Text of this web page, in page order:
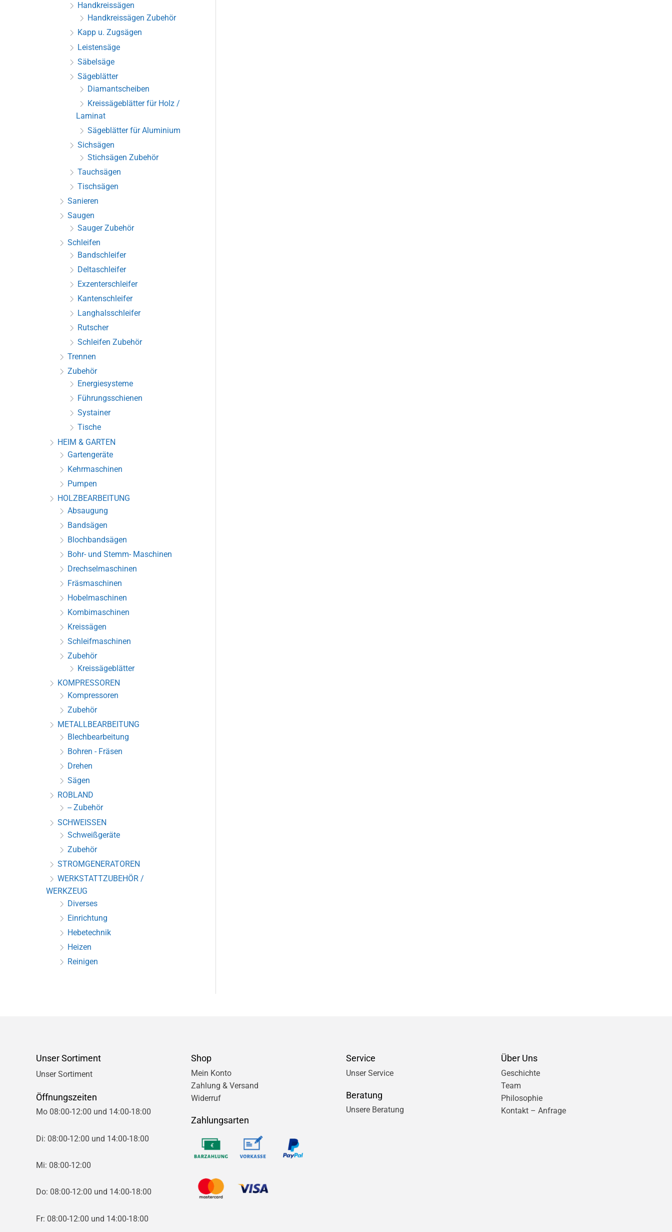
Handkreissägen
Handkreissägen Zubehör
Kapp u. Zugsägen
Leistensäge
Säbelsäge
Sägeblätter
Diamantscheiben
Kreissägeblätter für Holz /
Laminat
Sägeblätter für Aluminium
Sichsägen
Stichsägen Zubehör
Tauchsägen
Tischsägen
Sanieren
Saugen
Sauger Zubehör
Schleifen
Bandschleifer
Deltaschleifer
Exzenterschleifer
Kantenschleifer
Langhalsschleifer
Rutscher
Schleifen Zubehör
Trennen
Zubehör
Energiesysteme
Führungsschienen
Systainer
Tische
HEIM & GARTEN
Gartengeräte
Kehrmaschinen
Pumpen
HOLZBEARBEITUNG
Absaugung
Bandsägen
Blochbandsägen
Bohr- und Stemm- Maschinen
Drechselmaschinen
Fräsmaschinen
Hobelmaschinen
Kombimaschinen
Kreissägen
Schleifmaschinen
Zubehör
Kreissägeblätter
KOMPRESSOREN
Kompressoren
Zubehör
METALLBEARBEITUNG
Blechbearbeitung
Bohren - Fräsen
Drehen
Sägen
ROBLAND
-- Zubehör
SCHWEISSEN
Schweißgeräte
Zubehör
STROMGENERATOREN
WERKSTATTZUBEHÖR /
WERKZEUG
Diverses
Einrichtung
Hebetechnik
Heizen
Reinigen
Unser Sortiment
Unser Sortiment
Öffnungszeiten
Mo 08:00-12:00 und 14:00-18:00
Di: 08:00-12:00 und 14:00-18:00
Mi: 08:00-12:00
Do: 08:00-12:00 und 14:00-18:00
Fr: 08:00-12:00 und 14:00-18:00
Shop
Mein Konto
Zahlung & Versand
Widerruf
Zahlungsarten
Service
Unser Service
Beratung
Unsere Beratung
Über Uns
Geschichte
Team
Philosophie
Kontakt – Anfrage